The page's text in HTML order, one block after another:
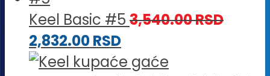
Keel Basic #5 3,540.00RSD
2,832.00RSD